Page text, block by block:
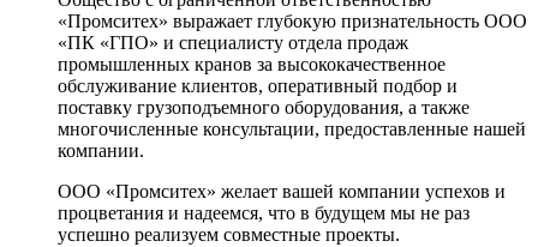
«Промситех» выражает глубокую признательность ООО
«ПК «ГПО» и специалисту отдела продаж
промышленных кранов за высококачественное
обслуживание клиентов, оперативный подбор и
поставку грузоподъемного оборудования, а также
многочисленные консультации, предоставленные нашей
компании.
ООО «Промситех» желает вашей компании успехов и
процветания и надеемся, что в будущем мы не раз
успешно реализуем совместные проекты.